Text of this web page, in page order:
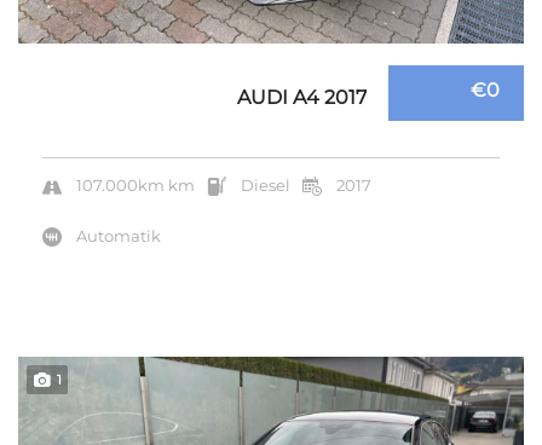
€0
AUDI A4 2017
107.000km km Diesel 2017
Automatik
1